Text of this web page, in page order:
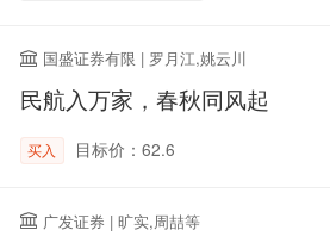
国盛证券有限 | 罗月江,姚云川
民航入万家，春秋同风起
买入 目标价：62.6
广发证券 | 旷实,周喆等